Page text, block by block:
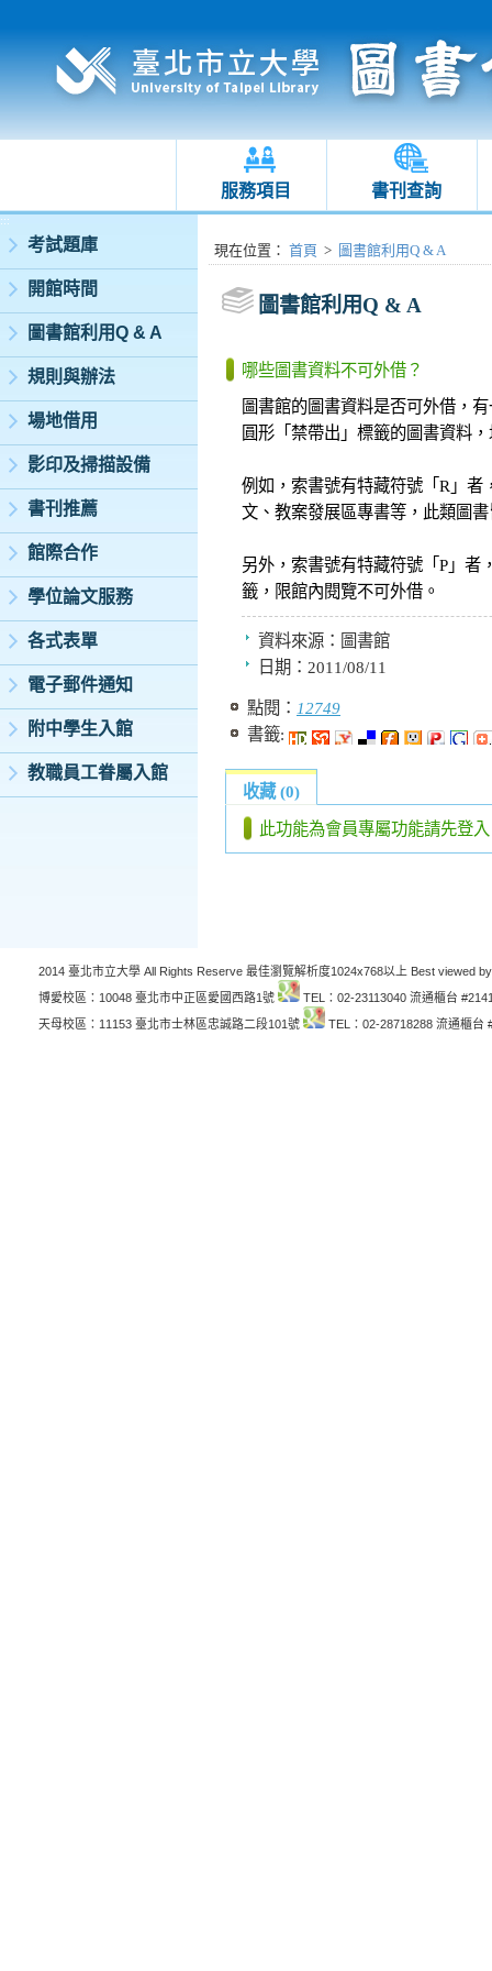
服務項目 書刊查詢
:::
考試題庫
開館時間
圖書館利用Q & A
規則與辦法
場地借用
影印及掃描設備
書刊推薦
館際合作
學位論文服務
各式表單
電子郵件通知
附中學生入館
教職員工眷屬入館
:::現在位置 ： 首頁 > 圖書館利用Q & A
圖書館利用Q & A
哪些圖書資料不可外借？
圖書館的圖書資料是否可外借，
圓形「禁帶出」標籤的圖書資料
例如，索書號有特藏符號「R」
文、教案發展區專書等，此類圖
另外，索書號有特藏符號「P」者
籤，限館內閱覽不可外借。
資料來源： 圖書館
日期： 2011/08/11
點閱： 12749
書籤:
收藏 (0)
此功能為會員專屬功能請先登入
2014 臺北市立大學 All Rights Reserve 最佳瀏覽解析度1024x768以上 Best viewed
博愛校區：10048 臺北市中正區愛國西路1號
TEL：02-23113040 流通櫃台
天母校區：11153 臺北市士林區忠誠路二段101號
TEL：02-28718288 流通櫃台